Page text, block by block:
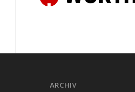
ARCHIV